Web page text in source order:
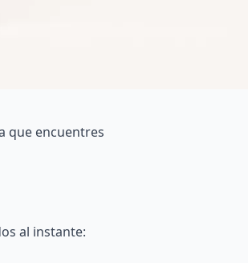
que encuentres
al instante: